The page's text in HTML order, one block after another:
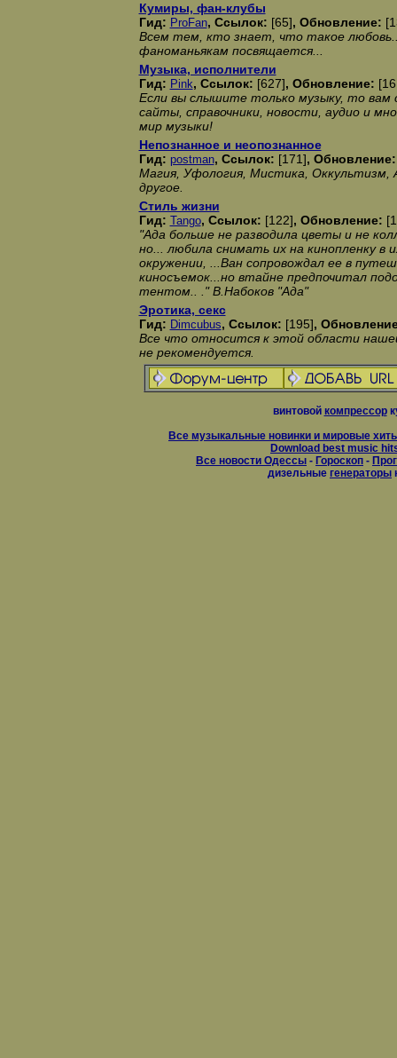
Кумиры, фан-клубы
Гид: ProFan, Ссылок: [65], Обновление:
Всем тем, кто знает, что такое
фаноманьякам посвящается...
Музыка, исполнители
Гид: Pink, Ссылок: [627], Обновление:
Если вы слышите только музыку, то вам
сайты, справочники, новости, аудио и
мир музыки!
Непознанное и неопознанное
Гид: postman, Ссылок: [171],
Магия, Уфология, Мистика, Оккультизм,
другое.
Стиль жизни
Гид: Tango, Ссылок: [122], Обновление:
"Ада больше не разводила цветы и не
но... любила снимать их на кинопленку в
окружении, ...Ван сопровождал ее в
киносъемок...но втайне предпочитал
тентом.. ." В.Набоков "Ада"
Эротика, секс
Гид: Dimcubus, Ссылок: [195],
Все что относится к этой области
не рекомендуется.
винтовой компрессор
Все музыкальные новинки и мировые
Download best music
Все новости Одессы - Гороскоп -
дизельные генераторы